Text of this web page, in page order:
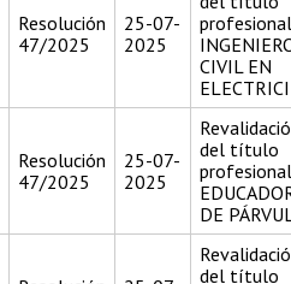
Resolución
47/2025
25-07-
2025
CIVIL EN
Resolución
47/2025
25-07-
2025
del título
DE
del título